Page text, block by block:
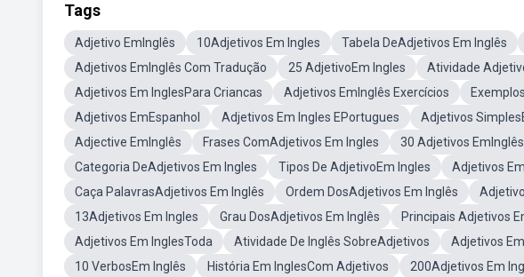
Tags
Adjetivo EmInglês 10Adjetivos Em Ingles Tabela DeAdjetivos Em Inglês
Adjetivos EmInglês Com Tradução
25 AdjetivoEm Ingles Atividade
Adjetivos Em InglesPara Criancas
Adjetivos EmInglês Exercícios
Adjetivos EmEspanhol
Adjetivos Em Ingles EPortugues Adjetivos
Adjective EmInglês
Frases ComAdjetivos Em Ingles 30 Adjetivos EmInglês
Categoria DeAdjetivos Em Ingles
Tipos De AdjetivoEm Ingles Adjetivos
Caça PalavrasAdjetivos Em Inglês
Ordem DosAdjetivos Em Inglês
13Adjetivos Em Ingles
Grau DosAdjetivos Em Inglês Principais Adjetivos
Adjetivos Em InglesToda
Atividade De Inglês SobreAdjetivos Adjetivos
10 VerbosEm Inglês
História Em InglesCom Adjetivos 200Adjetivos Em